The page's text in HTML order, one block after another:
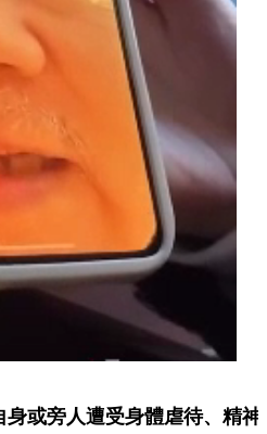
或旁人遭受身體虐待、精神